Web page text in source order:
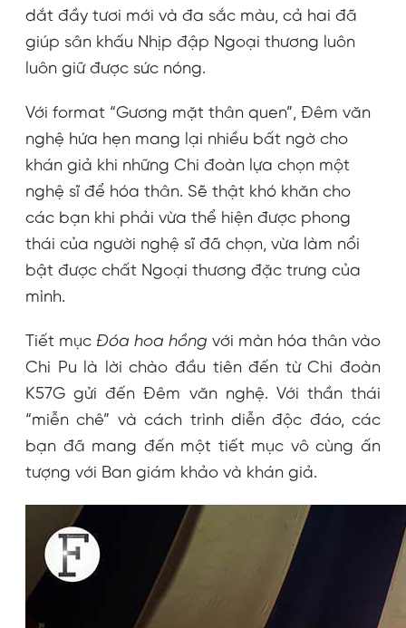
dắt đầy tươi mới và đa sắc màu, cả hai đã
giúp sân khấu Nhịp đập Ngoại thương luôn
luôn giữ được sức nóng.
Với format “Gương mặt thân quen”, Đêm văn
nghệ hứa hẹn mang lại nhiều bất ngờ cho
khán giả khi những Chi đoàn lựa chọn một
nghệ sĩ để hóa thân. Sẽ thật khó khăn cho
các bạn khi phải vừa thể hiện được phong
thái của người nghệ sĩ đã chọn, vừa làm nổi
bật được chất Ngoại thương đặc trưng của
mình.
Tiết mục Đóa hoa hồng với màn hóa thân vào
Chi Pu là lời chào đầu tiên đến từ Chi đoàn
K57G gửi đến Đêm văn nghệ. Với thần thái
“miễn chê” và cách trình diễn độc đáo, các
bạn đã mang đến một tiết mục vô cùng ấn
tượng với Ban giám khảo và khán giả.